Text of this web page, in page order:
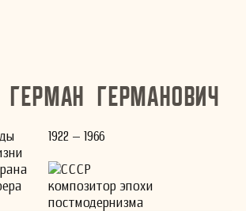
Германович
1922 – 1966
СССР
композитор эпохи
постмодернизма